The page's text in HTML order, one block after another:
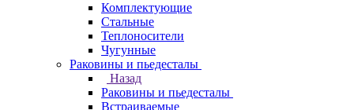
Комплектующие
Стальные
Теплоносители
Чугунные
Раковины и пьедесталы
Назад
Раковины и пьедесталы
Встраиваемые